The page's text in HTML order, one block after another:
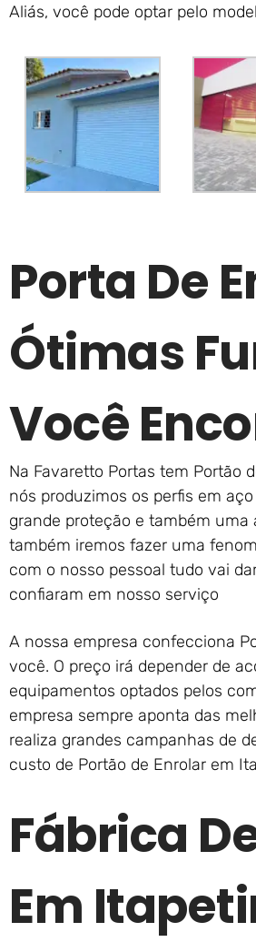
Aliás, você pode optar pelo
Porta De
Ótimas
Você
Na Favaretto Portas tem Portão
nós produzimos os perfis em
grande proteção e também uma
também iremos fazer uma
com o nosso pessoal tudo vai
confiaram em nosso serviço
A nossa empresa confecciona
você. O preço irá depender de
equipamentos optados pelos
empresa sempre aponta das
realiza grandes campanhas de
custo de Portão de Enrolar em
Fábrica
Em